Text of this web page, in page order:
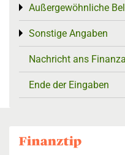
Außergewöhnliche
Toggle menu
Sonstige Angaben
Toggle menu
Nachricht ans
Ende der Eingaben